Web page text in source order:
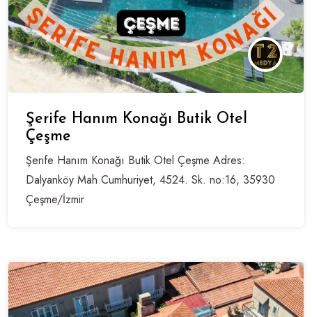
Şerife Hanım Konağı Butik Otel
Çeşme
Şerife Hanım Konağı Butik Otel Çeşme Adres:
Dalyanköy Mah Cumhuriyet, 4524. Sk. no:16, 35930
Çeşme/İzmir